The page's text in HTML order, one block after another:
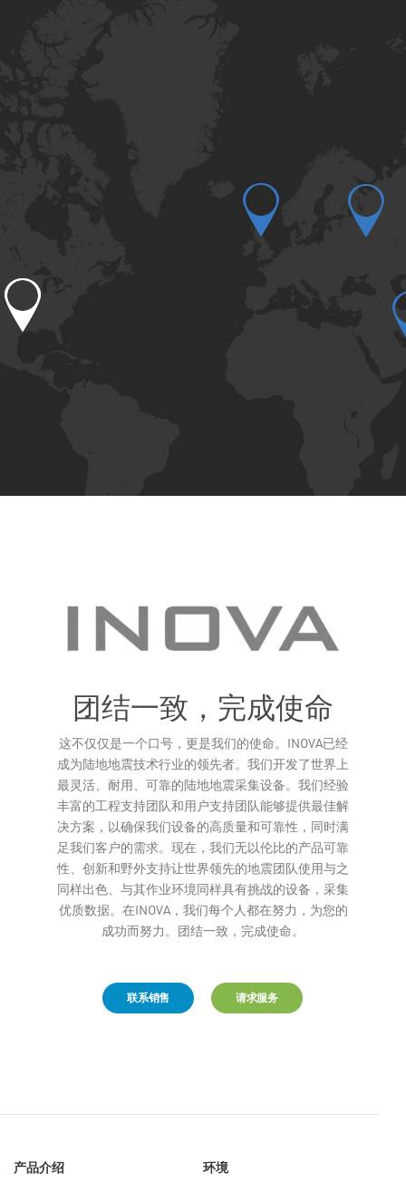
团结一致，完成使命
这不仅仅是一个口号，更是我们的使命。INOVA已经
成为陆地地震技术行业的领先者。我们开发了世界上
最灵活、耐用、可靠的陆地地震采集设备。我们经验
丰富的工程支持团队和用户支持团队能够提供最佳解
决方案，以确保我们设备的高质量和可靠性，同时满
足我们客户的需求。现在，我们无以伦比的产品可靠
性、创新和野外支持让世界领先的地震团队使用与之
同样出色、与其作业环境同样具有挑战的设备，采集
优质数据。在INOVA，我们每个人都在努力，为您的
成功而努力。团结一致，完成使命。
联系销售 请求服务
产品介绍 环境